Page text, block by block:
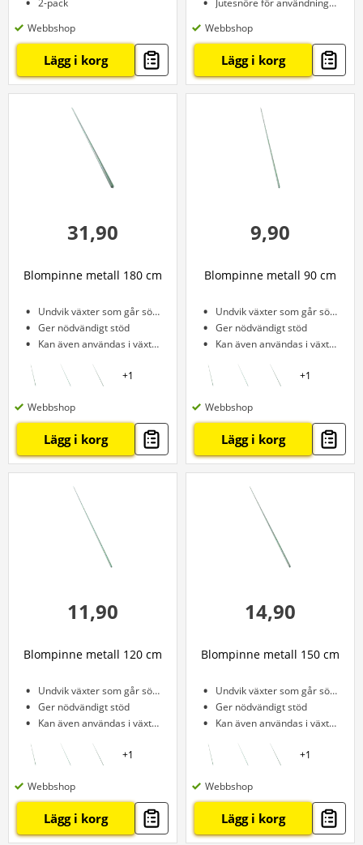
2-pack
Webbshop
Lägg i korg
Jutesnöre för användning i trädgården
Webbshop
Lägg i korg
31,90
Blompinne metall 180 cm
Undvik växter som går sönder
Ger nödvändigt stöd
Kan även användas i växthuset
+1
Webbshop
Lägg i korg
9,90
Blompinne metall 90 cm
Undvik växter som går sönder
Ger nödvändigt stöd
Kan även användas i växthuset
+1
Webbshop
Lägg i korg
11,90
Blompinne metall 120 cm
Undvik växter som går sönder
Ger nödvändigt stöd
Kan även användas i växthuset
+1
Webbshop
Lägg i korg
14,90
Blompinne metall 150 cm
Undvik växter som går sönder
Ger nödvändigt stöd
Kan även användas i växthuset
+1
Webbshop
Lägg i korg